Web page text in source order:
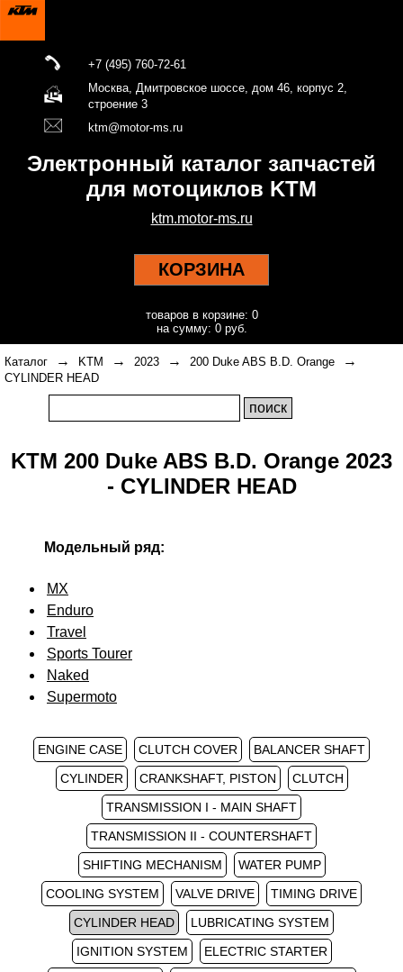
+7 (495) 760-72-61
Москва, Дмитровское шоссе, дом 46, корпус 2,
строение 3
ktm@motor-ms.ru
Электронный каталог запчастей
для мотоциклов KTM
ktm.motor-ms.ru
КОРЗИНА
товаров в корзине: 0
на сумму: 0 руб.
Каталог → KTM → 2023 → 200 Duke ABS B.D. Orange →
CYLINDER HEAD
KTM 200 Duke ABS B.D. Orange 2023
- CYLINDER HEAD
Модельный ряд:
MX
Enduro
Travel
Sports Tourer
Naked
Supermoto
ENGINE CASE CLUTCH COVER
BALANCER SHAFT
CYLINDER
CRANKSHAFT, PISTON
CLUTCH
TRANSMISSION I - MAIN SHAFT
TRANSMISSION II - COUNTERSHAFT
SHIFTING MECHANISM
WATER PUMP
COOLING SYSTEM
VALVE DRIVE
TIMING DRIVE
CYLINDER HEAD
LUBRICATING SYSTEM
IGNITION SYSTEM
ELECTRIC STARTER